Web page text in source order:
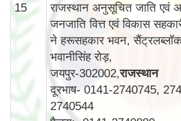
15
राजस्थान अनुसूचित जाति एवं
जनजाति वित्त एवं विकास
ने हरूसहकार भवन,
भवानीसिंह रोड़,
जयपुर-302002,राजस्थान
दूरभाष- 0141-2740745,
2740544